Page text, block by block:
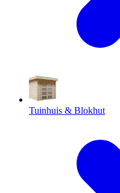
Tuinhuis & Blokhut